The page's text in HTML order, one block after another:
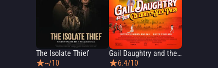
The Isolate Thief
--/10
Gail Daughtry and the Celebrity Sex Pass
6.4/10